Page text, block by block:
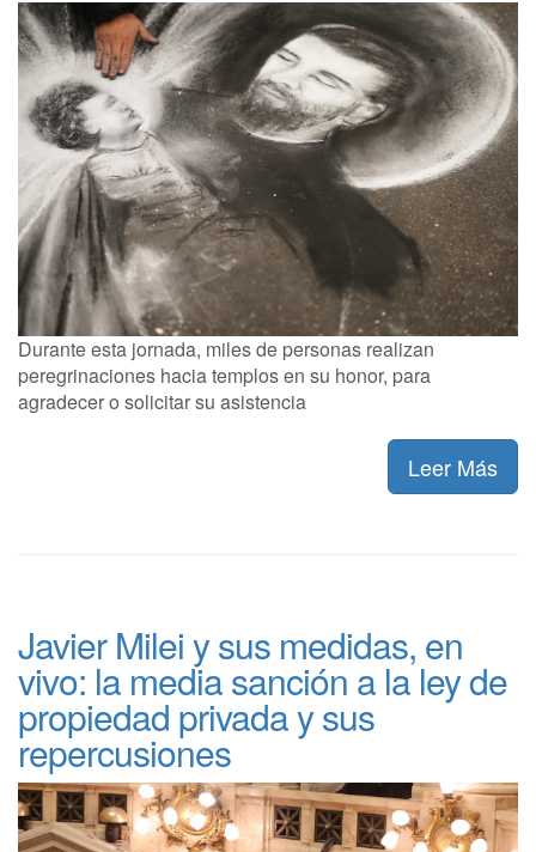
Durante esta jornada, miles de personas realizan
peregrinaciones hacia templos en su honor, para
agradecer o solicitar su asistencia
Leer Más
Javier Milei y sus medidas, en
vivo: la media sanción a la ley de
propiedad privada y sus
repercusiones